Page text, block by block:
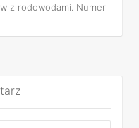
z rodowodami. Numer